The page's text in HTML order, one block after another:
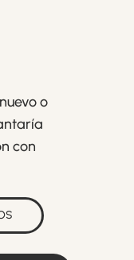
o
con